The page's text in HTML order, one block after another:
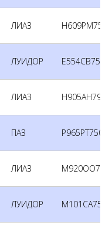
ЛИАЗ Н609РМ750
ЛУИДОР Е554СВ750
ЛИАЗ Н905АН790
ПАЗ Р965РТ750
ЛИАЗ М920ОО790
ЛУИДОР М101СА750